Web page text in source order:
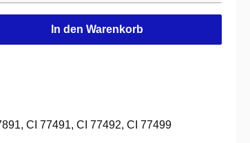
In den Warenkorb
CI 77491, CI 77492, CI 77499